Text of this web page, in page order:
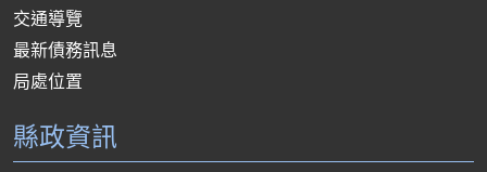
交通導覽
最新債務訊息
局處位置
縣政資訊